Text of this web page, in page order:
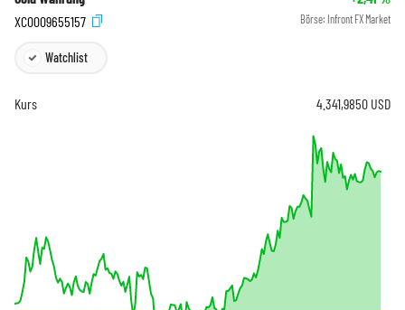
XC0009655157
Börse: Infront FX Market
Watchlist
Kurs 4.341,9850 USD